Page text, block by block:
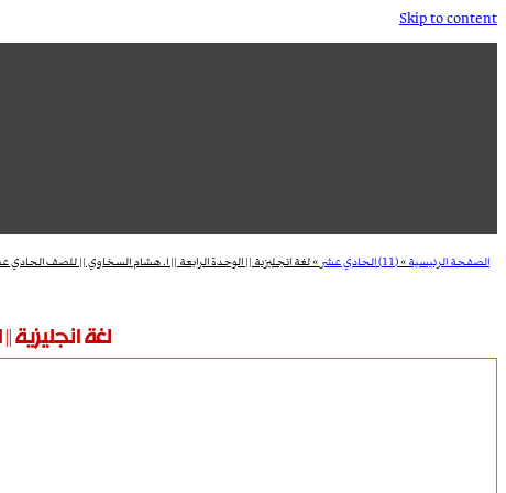
Skip to content
الصفحة الرئيسية»(11) الحادي عشر »لغة انجليزية || الوحدة الرابعة || ا. هشام السخاوي || للصف الحادي
لغة